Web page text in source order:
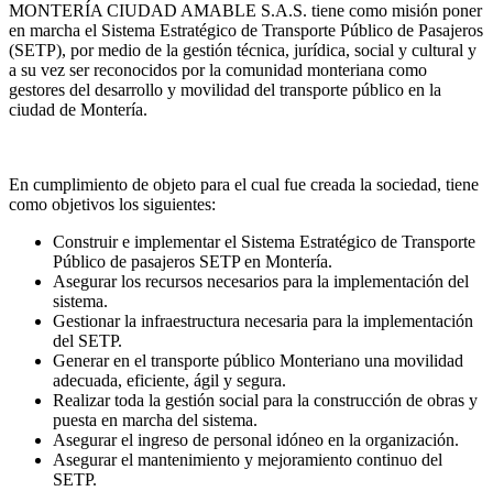
MONTERÍA CIUDAD AMABLE S.A.S. tiene como misión poner
en marcha el Sistema Estratégico de Transporte Público de Pasajeros
(SETP), por medio de la gestión técnica, jurídica, social y cultural y
a su vez ser reconocidos por la comunidad monteriana como
gestores del desarrollo y movilidad del transporte público en la
ciudad de Montería.
En cumplimiento de objeto para el cual fue creada la sociedad, tiene
como objetivos los siguientes:
Construir e implementar el Sistema Estratégico de Transporte
Público de pasajeros SETP en Montería.
Asegurar los recursos necesarios para la implementación del
sistema.
Gestionar la infraestructura necesaria para la implementación
del SETP.
Generar en el transporte público Monteriano una movilidad
adecuada, eficiente, ágil y segura.
Realizar toda la gestión social para la construcción de obras y
puesta en marcha del sistema.
Asegurar el ingreso de personal idóneo en la organización.
Asegurar el mantenimiento y mejoramiento continuo del
SETP.